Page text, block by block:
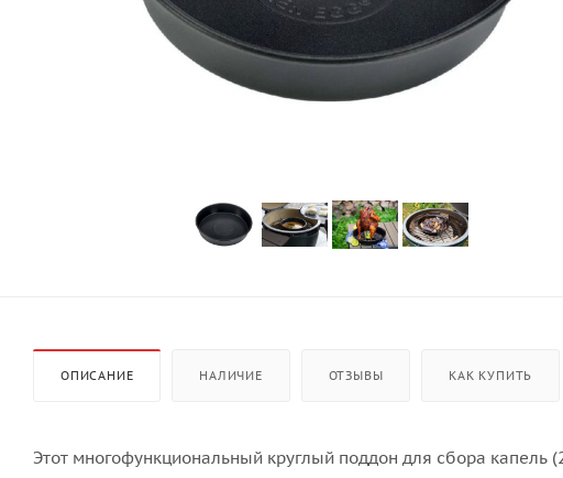
ОПИСАНИЕ НАЛИЧИЕ ОТЗЫВЫ КАК КУПИТЬ
Этот многофункциональный круглый поддон для сбора капель